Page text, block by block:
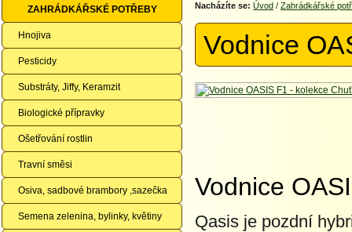
ZAHRÁDKÁŘSKÉ POTŘEBY
Hnojiva
Pesticidy
Substráty, Jiffy, Keramzit
Biologické přípravky
Ošetřování rostlin
Travní směsi
Osiva, sadbové brambory ,sazečka
Semena zelenina, bylinky, květiny
Nacházíte se: Úvod / Zahrádkářské
Vodnice
Vodnice
Qasis je pozdní